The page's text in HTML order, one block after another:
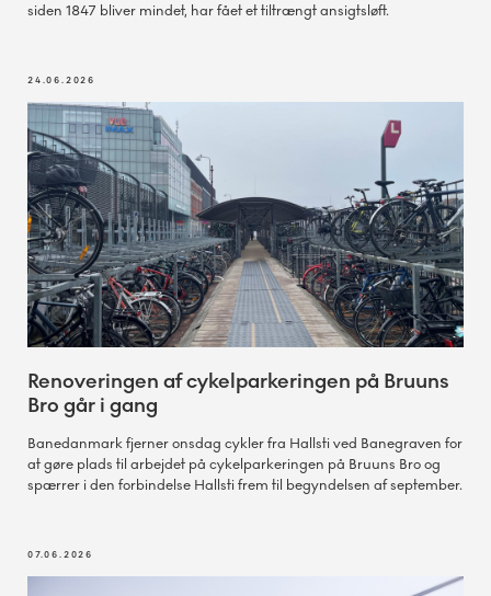
siden 1847 bliver mindet, har fået et tiltrængt ansigtsløft.
24.06.2026
Renoveringen af cykelparkeringen på Bruuns
Bro går i gang
Banedanmark fjerner onsdag cykler fra Hallsti ved Banegraven for
at gøre plads til arbejdet på cykelparkeringen på Bruuns Bro og
spærrer i den forbindelse Hallsti frem til begyndelsen af september.
07.06.2026